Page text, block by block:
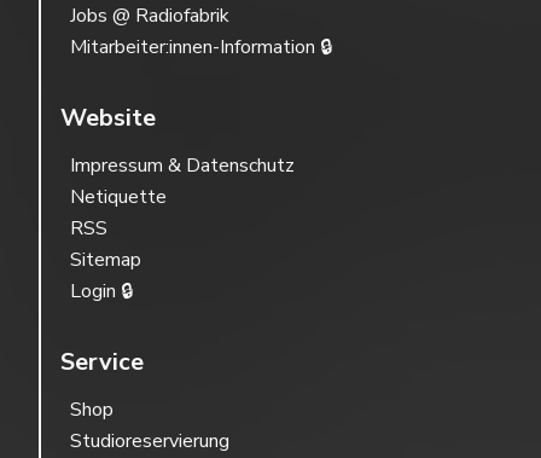
Jobs @ Radiofabrik
Mitarbeiter:innen-Information 🔒
Website
Impressum & Datenschutz
Netiquette
RSS
Sitemap
Login 🔒
Service
Shop
Studioreservierung